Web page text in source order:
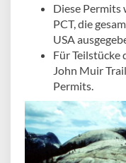
Diese Permits
PCT, die
USA
Für Teilstücke
John Muir
Permits.